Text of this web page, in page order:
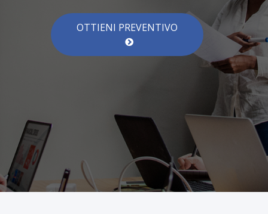
OTTIENI PREVENTIVO